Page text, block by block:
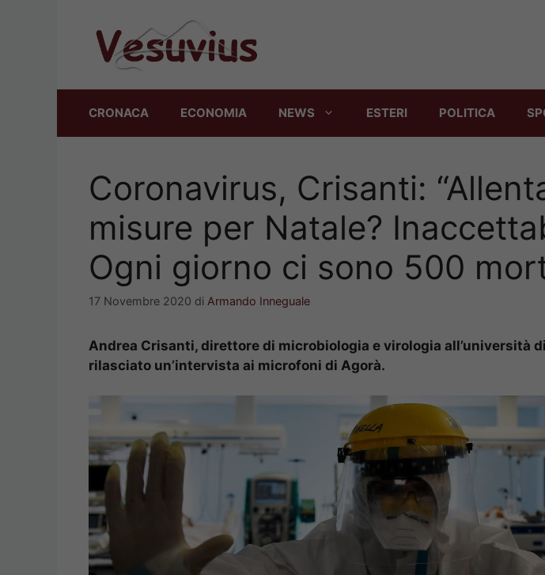
CRONACA ECONOMIA NEWS ESTERI POLITICA
Coronavirus, Crisanti:
misure per Natale?
Ogni giorno ci sono 500
17 Novembre 2020 di Armando Inneguale
Andrea Crisanti, direttore di microbiologia e virologia all’università
rilasciato un’intervista ai microfoni di Agorà.